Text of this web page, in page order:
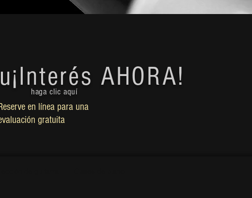
haga clic aquí
¡Interés AHORA!
en línea para una
gratuita